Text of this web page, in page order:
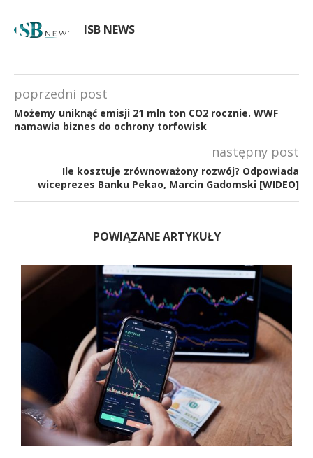
ISB NEWS
poprzedni post
Możemy uniknąć emisji 21 mln ton CO2 rocznie. WWF
namawia biznes do ochrony torfowisk
następny post
Ile kosztuje zrównoważony rozwój? Odpowiada
wiceprezes Banku Pekao, Marcin Gadomski [WIDEO]
POWIĄZANE ARTYKUŁY